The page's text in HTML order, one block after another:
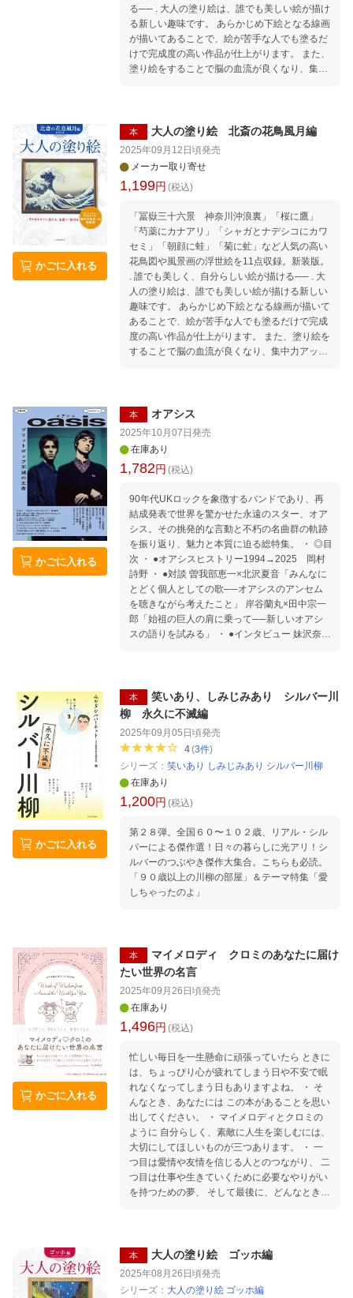
は言ったーーオジーとロード・ウォリアーズ」
・ 【徹底解題ディスク・レビュー】（奥村裕
司・舩曳将仁・山崎智之）
る── . 大人の塗り絵は、誰でも美しい絵が描け
る新しい趣味です。 あらかじめ下絵となる線画
が描いてあることで、絵が苦手な人でも塗るだ
けで完成度の高い作品が仕上がります。 また、
塗り絵をすることで脳の血流が良くなり、集中
るのもよし、大胆なアレンジを加えるのもよ
し。あなたの色に染められます。 . お手本付き
自由に塗るタイプの塗り絵もありますが、河出
書房新社「大人の塗り絵」シリーズは、カラー
部、付いていない商品もございます）。 . 原画
があるので初心者の方は取りかかりやすく、ま
たアレンジした作品に仕上げる時も色づかいの
参考になります。 . 「絵心がないから……」
「不器用だから……」と尻込みしている方にこ
そ、「大人の塗り絵」はおすすめです。 塗り絵
はやり方とコツさえ分かれば、誰でも上手に、
素敵な作品ができあがります。
かごに入れる
本 大人の塗り絵 北斎の花鳥風月編
2025年09月12日頃発売
メーカー取り寄せ
1,199円 (税込)
「冨嶽三十六景 神奈川沖浪裏」「桜に鷹」
「芍薬にカナアリ」「シャガとナデシコにカワ
セミ」「朝顔に蛙」「菊に虻」など人気の高い
花鳥図や風景画の浮世絵を11点収録。新装版。
. 誰でも美しく、自分らしい絵が描ける── . 大
人の塗り絵は、誰でも美しい絵が描ける新しい
趣味です。 あらかじめ下絵となる線画が描いて
あることで、絵が苦手な人でも塗るだけで完成
度の高い作品が仕上がります。 また、塗り絵を
することで脳の血流が良くなり、集中力アッ
よし、大胆なアレンジを加えるのもよし。あな
たの色に染められます。 . お手本付きだから誰
るタイプの塗り絵もありますが、河出書房新社
「大人の塗り絵」シリーズは、カラー原画と塗
ていない商品もございます）。 . 原画があるの
で初心者の方は取りかかりやすく、またアレン
ジした作品に仕上げる時も色づかいの参考にな
ります。 . 「絵心がないから……」「不器用だ
から……」と尻込みしている方にこそ、「大人
の塗り絵」はおすすめです。 塗り絵はやり方と
コツさえ分かれば、誰でも上手に、素敵な作品
ができあがります。
かごに入れる
本 オアシス
2025年10月07日 発売
在庫あり
1,782円 (税込)
90年代UKロックを象徴するバンドであり、再
結成発表で世界を驚かせた永遠のスター、オア
シス。その挑発的な言動と不朽の名曲群の軌跡
を振り返り、魅力と本質に迫る総特集。 ・ ◎目
次 ・ ●オアシスヒストリー1994→2025 岡村
詩野 ・ ●対談 曽我部恵一×北沢夏音「みんなに
とどく個人としての歌──オアシスのアンセム
を聴きながら考えたこと」 岸谷蘭丸×田中宗一
郎「始祖の巨人の肩に乗って──新しいオアシ
スの語りを試みる」 ・ ●インタビュー 妹沢奈美
文・インタビュー） 谷口雄「ソングに奉仕する
サウンド」 河村康輔「グラフィックによるオア
永遠の・Definitelyへの道──いかにしてオアシ
スはピープルズ・バンドから永遠のオルタナテ
ィヴにいたったか」 ・ ●評論 川上幸之介「オア
シスとニュー・レイバー──ブリットポップの
描いた90年代のイギリス像」 青木耕平「ポス
スと英雄崇拝」 大鷹俊一「いかにしてシンガロ
ングは生まれるのか──時代と地域性、出来事
と夜は、オアシスの後背地を考察する」 小森真
樹「オアシスはなぜ「恥ずかしい」のか──叛
逆の神話に呪われてマンチェスターへ」 森元斎
アシスの関係」 青野賢一「ロックとファッショ
ンとローカルなサブ・カルチャー」 山本浩貴
「ヤング・ブリティッシュ・アーティスト（YB
A）──1990年代のイギリス現代美術につい
て」 ・ ●エッセイ 北村紗衣「ベッドから出てこ
ないオアシス──アンチワークなブリットポッ
ない」 ・ ●コラム 松村正人+三田格「オアシス
同時代人物小伝」 ストーン・ローゼズ／ブラー
／アラン・マッギー／ザ・ヴァーブ／パルプ／
レディオヘッド ・ ●オアシスディスクガイド 小
野島大／天野龍太郎／畠中実／松村正人／木津
毅／妹沢奈美／湯浅学 ・ ●年表 パンス「オアシ
スと英国社会／文化にまつわる年表」
かごに入れる
本
笑いあり、しみじみあり シルバー川
柳 永久に不滅編
2025年09月05日頃発売
4(3件)
シリーズ： 笑いあり しみじみあり シルバー川柳
在庫あり
1,200円 (税込)
第２８弾。全国６０〜１０２歳、リアル・シル
バーによる傑作選！日々の暮らしに光アリ！シ
ルバーのつぶやき傑作大集合。こちらも必読。
「９０歳以上の川柳の部屋」＆テーマ特集「愛
しちゃったのよ」
かごに入れる
本
マイメロディ クロミのあなたに届け
たい世界の名言
2025年09月26日頃発売
在庫あり
1,496円 (税込)
忙しい毎日を一生懸命に頑張っていたら ときに
は、ちょっぴり心が疲れてしまう日や不安で眠
れなくなってしまう日もありますよね。 ・ そ
んなとき、あなたには この本があることを思い
出してください。 ・ マイメロディとクロミの
ように 自分らしく、素敵に人生を楽しむには、
大切にしてほしいものが三つあります。 ・ 一
つ目は愛情や友情を信じる人とのつながり、 二
つ目は仕事や生きていくために必要なやりがい
を持つための夢、 そして最後に、どんなときに
す。 どんなときでも、自分らしさを大切にする
マイメロディとクロミが あなたに寄り添ってく
本 大人の塗り絵 ゴッホ編
2025年08月26日頃発売
シリーズ： 大人の塗り絵 ゴッホ編